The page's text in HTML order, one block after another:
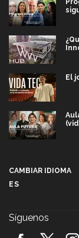
El
CAMBIAR IDIOMA
ES
Síguenos